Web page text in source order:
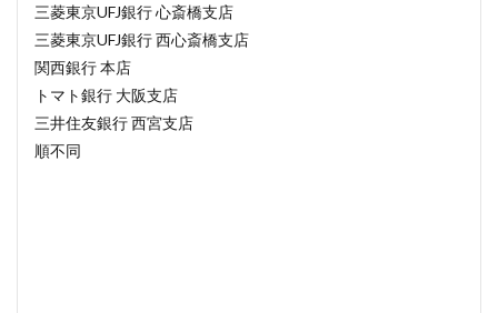
三菱東京UFJ銀行 心斎橋支店
三菱東京UFJ銀行 西心斎橋支店
関西銀行 本店
トマト銀行 大阪支店
三井住友銀行 西宮支店
順不同